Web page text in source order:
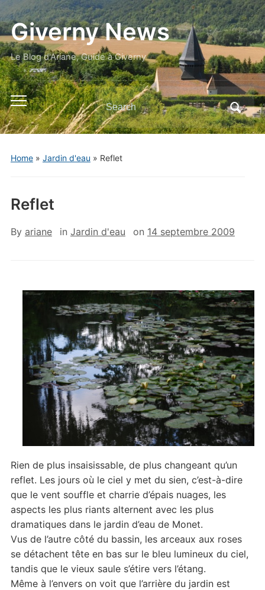
Giverny News
Le Blog d'Ariane, Guide à Giverny
Toggle
mobile
menu
Search
for:
Home» Jardin d'eau » Reflet
Reflet
By ariane in Jardin d'eau on 14 septembre 2009
Rien de plus insaisissable, de plus changeant qu’un
reflet. Les jours où le ciel y met du sien, c’est-à-dire
que le vent souffle et charrie d’épais nuages, les
aspects les plus riants alternent avec les plus
dramatiques dans le jardin d’eau de Monet.
Vus de l’autre côté du bassin, les arceaux aux roses
se détachent tête en bas sur le bleu lumineux du ciel,
tandis que le vieux saule s’étire vers l’étang.
Même à l’envers on voit que l’arrière du jardin est